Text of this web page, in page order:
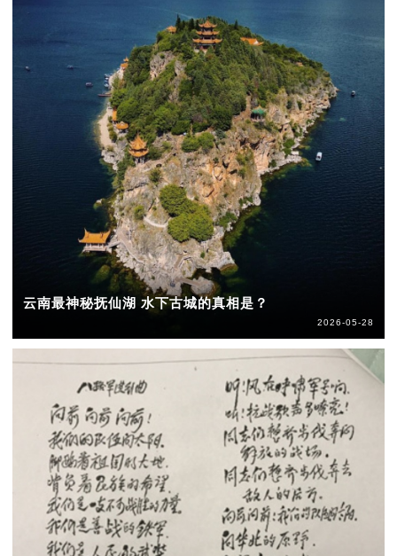
云南最神秘抚仙湖 水下古城的真相是？
2026-05-28